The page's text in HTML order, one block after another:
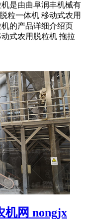
是由曲阜润丰机械有
粒一体机 移动式农用
的产品详细介绍页
式农用脱粒机 拖拉
机网 nongjx